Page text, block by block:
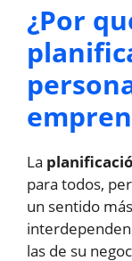
¿Por
La
para todos,
un sentido
las de su